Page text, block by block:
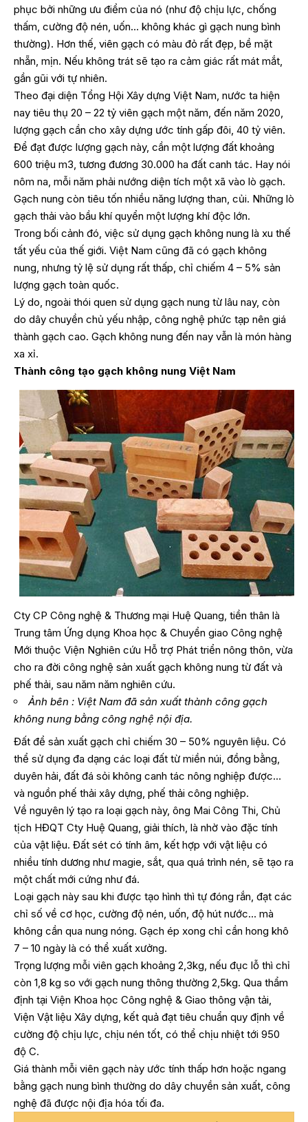
phục bởi những ưu điểm của nó (như độ chịu lực, chống
thấm, cường độ nén, uốn… không khác gì gạch nung bình
thường). Hơn thế, viên gạch có màu đỏ rất đẹp, bề mặt
nhẵn, mịn. Nếu không trát sẽ tạo ra cảm giác rất mát mắt,
gần gũi với tự nhiên.
Theo đại diện Tổng Hội Xây dựng Việt Nam, nước ta hiện
nay tiêu thụ 20 – 22 tỷ viên gạch một năm, đến năm 2020,
lượng gạch cần cho xây dựng ước tính gấp đôi, 40 tỷ viên.
Để đạt được lượng gạch này, cần một lượng đất khoảng
600 triệu m3, tương đương 30.000 ha đất canh tác. Hay nói
nôm na, mỗi năm phải nướng diện tích một xã vào lò gạch.
Gạch nung còn tiêu tốn nhiều năng lượng than, củi. Những lò
gạch thải vào bầu khí quyển một lượng khí độc lớn.
Trong bối cảnh đó, việc sử dụng gạch không nung là xu thế
tất yếu của thế giới. Việt Nam cũng đã có gạch không
nung, nhưng tỷ lệ sử dụng rất thấp, chỉ chiếm 4 – 5% sản
lượng gạch toàn quốc.
Lý do, ngoài thói quen sử dụng gạch nung từ lâu nay, còn
do dây chuyền chủ yếu nhập, công nghệ phức tạp nên giá
thành gạch cao. Gạch không nung đến nay vẫn là món hàng
xa xỉ.
Thành công tạo gạch không nung Việt Nam
Cty CP Công nghệ & Thương mại Huệ Quang, tiền thân là
Trung tâm Ứng dụng Khoa học & Chuyển giao Công nghệ
Mới thuộc Viện Nghiên cứu Hỗ trợ Phát triển nông thôn, vừa
cho ra đời công nghệ sản xuất gạch không nung từ đất và
phế thải, sau năm năm nghiên cứu.
Ảnh bên : Việt Nam đã sản xuất thành công gạch
không nung bằng công nghệ nội địa.
Đất để sản xuất gạch chỉ chiếm 30 – 50% nguyên liệu. Có
thể sử dụng đa dạng các loại đất từ miền núi, đồng bằng,
duyên hải, đất đá sỏi không canh tác nông nghiệp được…
và nguồn phế thải xây dựng, phế thải công nghiệp.
Về nguyên lý tạo ra loại gạch này, ông Mai Công Thi, Chủ
tịch HĐQT Cty Huệ Quang, giải thích, là nhờ vào đặc tính
của vật liệu. Đất sét có tính âm, kết hợp với vật liệu có
nhiều tính dương như magie, sắt, qua quá trình nén, sẽ tạo ra
một chất mới cứng như đá.
Loại gạch này sau khi được tạo hình thì tự đóng rắn, đạt các
chỉ số về cơ học, cường độ nén, uốn, độ hút nước… mà
không cần qua nung nóng. Gạch ép xong chỉ cần hong khô
7 – 10 ngày là có thể xuất xưởng.
Trọng lượng mỗi viên gạch khoảng 2,3kg, nếu đục lỗ thì chỉ
còn 1,8 kg so với gạch nung thông thường 2,5kg. Qua thẩm
định tại Viện Khoa học Công nghệ & Giao thông vận tải,
Viện Vật liệu Xây dựng, kết quả đạt tiêu chuẩn quy định về
cường độ chịu lực, chịu nén tốt, có thể chịu nhiệt tới 950
độ C.
Giá thành mỗi viên gạch này ước tính thấp hơn hoặc ngang
bằng gạch nung bình thường do dây chuyền sản xuất, công
nghệ đã được nội địa hóa tối đa.